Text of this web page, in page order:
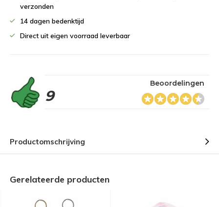
verzonden
14 dagen bedenktijd
Direct uit eigen voorraad leverbaar
9
Beoordelingen
Productomschrijving
Gerelateerde producten